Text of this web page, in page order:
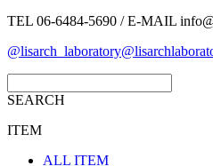
TEL 06-6484-5690 / E-MAIL
@lisarch_laboratory
SEARCH
ITEM
ALL ITEM